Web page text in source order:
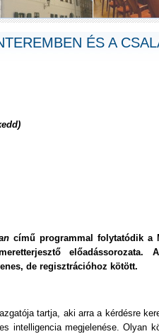
ÉS A
című programmal folytatódik a
előadássorozata.
de regisztrációhoz kötött.
tartja, aki arra a kérdésre
intelligencia megjelenése. Olyan